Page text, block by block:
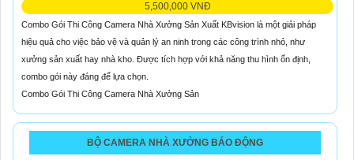
5,500,000 VNĐ
Combo Gói Thi Công Camera Nhà Xưởng Sản Xuất KBvision là một giải pháp
hiệu quả cho việc bảo vệ và quản lý an ninh trong các công trình nhỏ, như
xưởng sản xuất hay nhà kho. Được tích hợp với khả năng thu hình ổn định,
combo gói này đáng để lựa chọn.
Combo Gói Thi Công Camera Nhà Xưởng Sản
BỘ CAMERA NHÀ XƯỞNG BÁO ĐỘNG